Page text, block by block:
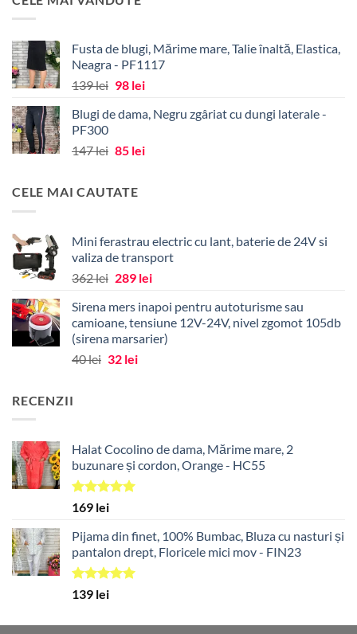
fost: 34 lei.
Fusta de blugi, Mărime mare, Talie înaltă, Elastica,
Neagra - PF1117
139lei Prețul
a
139 lei.
98 leiPrețul
este:
Blugi de dama, Negru zgâriat cu dungi laterale -
PF300
147lei Prețul
fost:
85 leiPrețul
CELE MAI CAUTATE
Mini ferastrau electric cu lant, baterie de 24V si
valiza de transport
362lei Prețul
a
fost:
362 lei.
289 leiPrețul
este:
289 lei.
Sirena mers inapoi pentru autoturisme sau
camioane, tensiune 12V-24V, nivel zgomot 105db
(sirena marsarier)
40lei Prețul
32 leiPrețul
RECENZII
Halat Cocolino de dama, Mărime mare, 2
buzunare și cordon, Orange - HC55
Evaluat la
169 lei
Pijama din finet, 100% Bumbac, Bluza cu nasturi și
pantalon drept, Floricele mici mov - FIN23
Evaluat la
139 lei